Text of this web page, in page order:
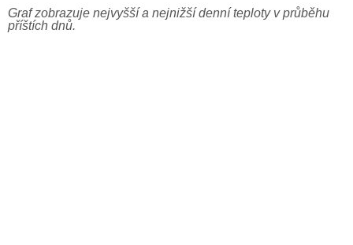
Graf zobrazuje nejvyšší a nejnižší denní teploty v průběhu
příštích dnů.